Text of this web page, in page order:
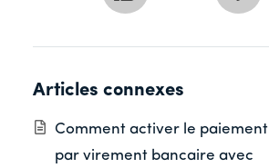
Articles connexes
Comment activer le paiement
par virement bancaire avec